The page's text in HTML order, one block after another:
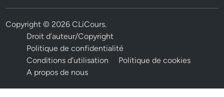
Copyright © 2026CLiCours.
Droit d’auteur/Copyright
Politique de confidentialité
Conditions d’utilisation
Politique de cookies
A propos de nous